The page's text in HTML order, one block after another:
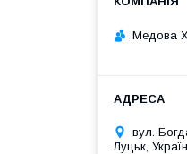
Медова
вул.
Луцьк,